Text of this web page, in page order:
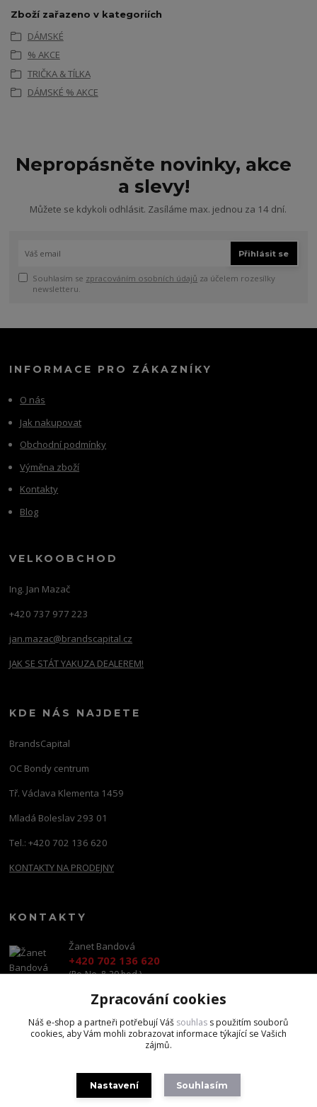
Zboží zařazeno v kategoriích
DÁMSKÉ
% AKCE
TRIČKA & TÍLKA
DÁMSKÉ % AKCE
Nepropásněte novinky, akce
a slevy!
Můžete se kdykoli odhlásit. Zasíláme max. jednou za 14 dní.
Přihlásit se
Souhlasím se zpracováním osobních údajů za účelem rozesílky
newsletteru.
INFORMACE PRO ZÁKAZNÍKY
O nás
Jak nakupovat
Obchodní podmínky
Výměna zboží
Kontakty
Blog
VELKOOBCHOD
Ing. Jan Mazač
+420 737 977 223
jan.mazac@brandscapital.cz
JAK SE STÁT YAKUZA DEALEREM!
KDE NÁS NAJDETE
BrandsCapital
OC Bondy centrum
Tř. Václava Klementa 1459
Mladá Boleslav 293 01
Tel.: +420 702 136 620
KONTAKTY NA PRODEJNY
KONTAKTY
Žanet Bandová
+420 702 136 620
(Po-Ne, 8-20 hod.)
shop@brandscapital.cz
Zpracování cookies
Náš e-shop a partneři potřebují Váš souhlas s použitím souborů
cookies, aby Vám mohli zobrazovat informace týkající se Vašich
zájmů.
Nastavení Souhlasím